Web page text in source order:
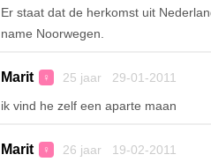
Er staat dat de herkomst uit
name Noorwegen.
Marit ♀ 25 jaar 29-01-2011
ik vind he zelf een aparte maan
Marit ♀ 26 jaar 19-02-2011